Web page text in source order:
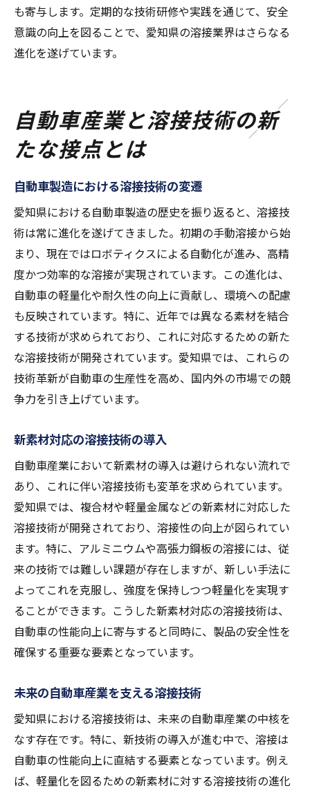
も寄与します。定期的な技術研修や実践を通じて、安全
意識の向上を図ることで、愛知県の溶接業界はさらなる
進化を遂げています。
自動車産業と溶接技術の新
たな接点とは
自動車製造における溶接技術の変遷
愛知県における自動車製造の歴史を振り返ると、溶接技
術は常に進化を遂げてきました。初期の手動溶接から始
まり、現在ではロボティクスによる自動化が進み、高精
度かつ効率的な溶接が実現されています。この進化は、
自動車の軽量化や耐久性の向上に貢献し、環境への配慮
も反映されています。特に、近年では異なる素材を結合
する技術が求められており、これに対応するための新た
な溶接技術が開発されています。愛知県では、これらの
技術革新が自動車の生産性を高め、国内外の市場での競
争力を引き上げています。
新素材対応の溶接技術の導入
自動車産業において新素材の導入は避けられない流れで
あり、これに伴い溶接技術も変革を求められています。
愛知県では、複合材や軽量金属などの新素材に対応した
溶接技術が開発されており、溶接性の向上が図られてい
ます。特に、アルミニウムや高張力鋼板の溶接には、従
来の技術では難しい課題が存在しますが、新しい手法に
よってこれを克服し、強度を保持しつつ軽量化を実現す
ることができます。こうした新素材対応の溶接技術は、
自動車の性能向上に寄与すると同時に、製品の安全性を
確保する重要な要素となっています。
未来の自動車産業を支える溶接技術
愛知県における溶接技術は、未来の自動車産業の中核を
なす存在です。特に、新技術の導入が進む中で、溶接は
自動車の性能向上に直結する要素となっています。例え
ば、軽量化を図るための新素材に対する溶接技術の進化